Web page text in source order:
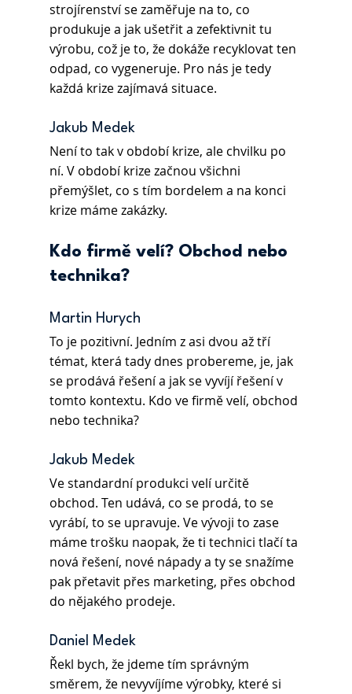
strojírenství se zaměřuje na to, co
produkuje a jak ušetřit a zefektivnit tu
výrobu, což je to, že dokáže recyklovat ten
odpad, co vygeneruje. Pro nás je tedy
každá krize zajímavá situace.
Jakub Medek
Není to tak v období krize, ale chvilku po
ní. V období krize začnou všichni
přemýšlet, co s tím bordelem a na konci
krize máme zakázky.
Kdo firmě velí? Obchod nebo
technika?
Martin Hurych
To je pozitivní. Jedním z asi dvou až tří
témat, která tady dnes probereme, je, jak
se prodává řešení a jak se vyvíjí řešení v
tomto kontextu. Kdo ve firmě velí, obchod
nebo technika?
Jakub Medek
Ve standardní produkci velí určitě
obchod. Ten udává, co se prodá, to se
vyrábí, to se upravuje. Ve vývoji to zase
máme trošku naopak, že ti technici tlačí ta
nová řešení, nové nápady a ty se snažíme
pak přetavit přes marketing, přes obchod
do nějakého prodeje.
Daniel Medek
Řekl bych, že jdeme tím správným
směrem, že nevyvíjíme výrobky, které si